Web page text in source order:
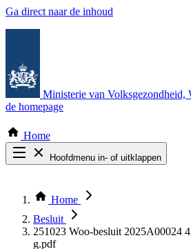
Ga direct naar de inhoud
Ministerie van Volksgezondheid,
de homepage
Home
Hoofdmenu in- of uitklappen
Thema COVID-19
Bekijk per bestuursorgaan
Home
Besluit
251023 Woo-besluit 2025A00024
g.pdf